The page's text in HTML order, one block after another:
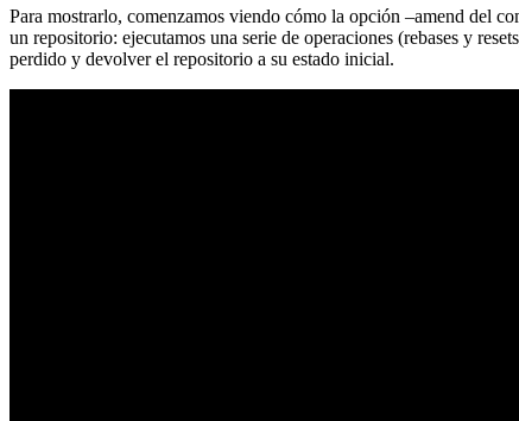
Para mostrarlo, comenzamos viendo cómo la opción –amend del
un repositorio: ejecutamos una serie de operaciones (rebases y
perdido y devolver el repositorio a su estado inicial.